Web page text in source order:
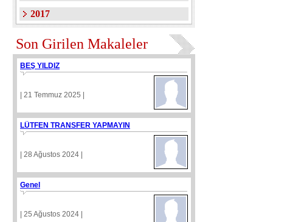
2017
Son Girilen Makaleler
BEŞ YILDIZ
| 21 Temmuz 2025 |
LÜTFEN TRANSFER YAPMAYIN
| 28 Ağustos 2024 |
Genel
| 25 Ağustos 2024 |